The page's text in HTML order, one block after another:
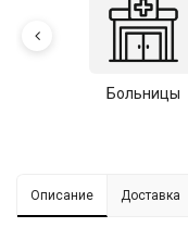
Больницы
Описание Доставка